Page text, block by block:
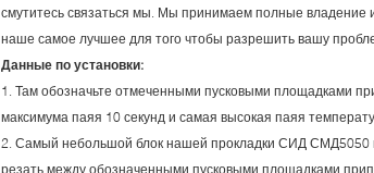
смутитесь связаться мы. Мы принимаем полные владение
наше самое лучшее для того чтобы разрешить вашу
Данные по установки:
1. Там обозначьте отмеченными пусковыми площадками
максимума паяя 10 секунд и самая высокая паяя
2. Самый небольшой блок нашей прокладки СИД СМД5050
резать между обозначенными пусковыми площадками